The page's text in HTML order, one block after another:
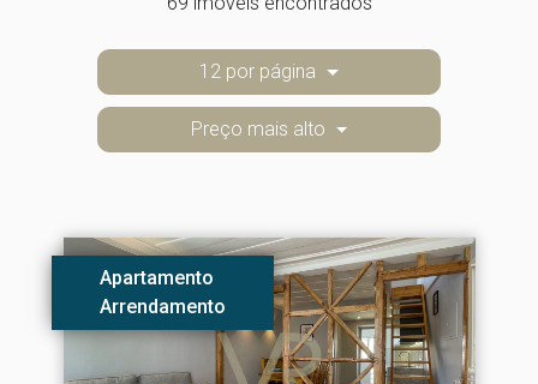
12 por página
Preço mais alto
Apartamento
Arrendamento